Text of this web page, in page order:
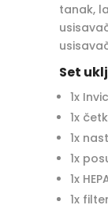
tanak,
Set
1x
1x
1x
1x
1x
1x